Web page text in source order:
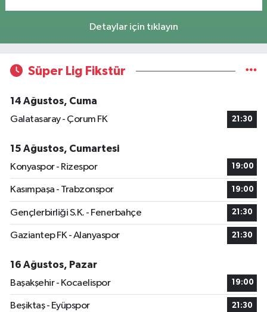
Detaylar için tıklayın
Süper Lig Fikstür
14 Ağustos, Cuma
Galatasaray - Çorum FK
21:30
15 Ağustos, Cumartesi
Konyaspor - Rizespor
19:00
Kasımpaşa - Trabzonspor 19:00
Gençlerbirliği S.K. - Fenerbahçe 21:30
Gaziantep FK - Alanyaspor 21:30
16 Ağustos, Pazar
Başakşehir - Kocaelispor
19:00
Beşiktaş - Eyüpspor 21:30